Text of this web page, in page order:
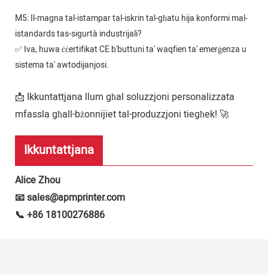
M5: Il-magna tal-istampar tal-iskrin tal-għatu hija konformi mal-
istandards tas-sigurtà industrijali?
✅ Iva, huwa ċċertifikat CE b'buttuni ta' waqfien ta' emerġenza u
sistema ta' awtodijanjosi.
📩 Ikkuntattjana llum għal soluzzjoni personalizzata
mfassla għall-bżonnijiet tal-produzzjoni tiegħek! 🚀
Ikkuntattjana
Alice Zhou
📧 sales@apmprinter.com
📞 +86 18100276886